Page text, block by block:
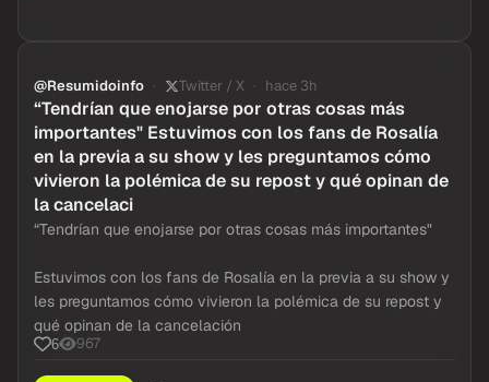
@Resumidoinfo Twitter / X hace 3h
“Tendrían que enojarse por otras cosas más
importantes" Estuvimos con los fans de Rosalía
en la previa a su show y les preguntamos cómo
vivieron la polémica de su repost y qué opinan de
la cancelaci
“Tendrían que enojarse por otras cosas más importantes"
Estuvimos con los fans de Rosalía en la previa a su show y
les preguntamos cómo vivieron la polémica de su repost y
qué opinan de la cancelación
6 967